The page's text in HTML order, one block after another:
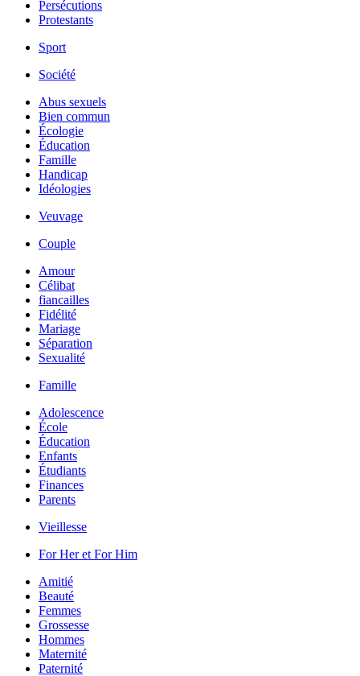
Persécutions
Protestants
Sport
Société
Abus sexuels
Bien commun
Écologie
Éducation
Famille
Handicap
Idéologies
Veuvage
Couple
Amour
Célibat
fiancailles
Fidélité
Mariage
Séparation
Sexualité
Famille
Adolescence
École
Éducation
Enfants
Étudiants
Finances
Parents
Vieillesse
For Her et For Him
Amitié
Beauté
Femmes
Grossesse
Hommes
Maternité
Paternité